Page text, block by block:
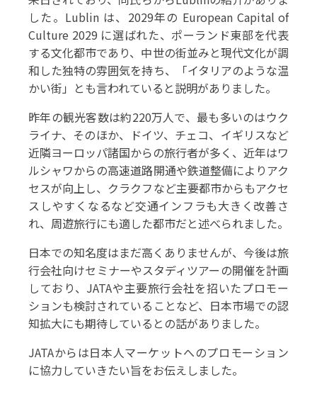
した。Lublin は、2029年の European Capital of
Culture 2029 に選ばれた、ポーランド東部を代表
する文化都市であり、中世の街並みと現代文化が調
和した独特の雰囲気を持ち、「イタリアのような温
かい街」とも言われていると説明がありました。
昨年の観光客数は約220万人で、最も多いのはウク
ライナ、そのほか、ドイツ、チェコ、イギリスなど
近隣ヨーロッパ諸国からの旅行者が多く、近年はワ
ルシャワからの高速道路開通や鉄道整備によりアク
セスが向上し、クラクフなど主要都市からもアクセ
スしやすくなるなど交通インフラも大きく改善さ
れ、周遊旅行にも適した都市だと述べられました。
日本での知名度はまだ高くありませんが、今後は旅
行会社向けセミナーやスタディツアーの開催を計画
しており、JATAや主要旅行会社を招いたプロモー
ションも検討されていることなど、日本市場での認
知拡大にも期待しているとの話がありました。
JATAからは日本人マーケットへのプロモーション
に協力していきたい旨をお伝えしました。